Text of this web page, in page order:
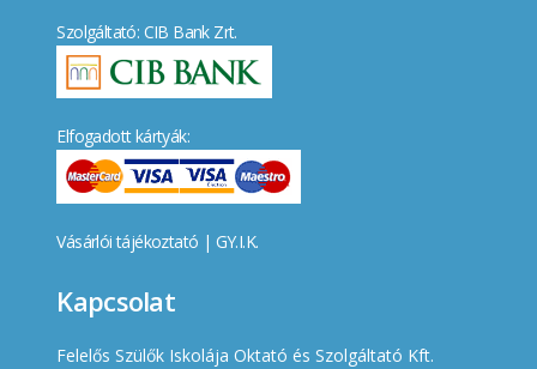
Szolgáltató: CIB Bank Zrt.
Elfogadott kártyák:
Vásárlói tájékoztató | GY.I.K.
Kapcsolat
Felelős Szülők Iskolája Oktató és Szolgáltató Kft.